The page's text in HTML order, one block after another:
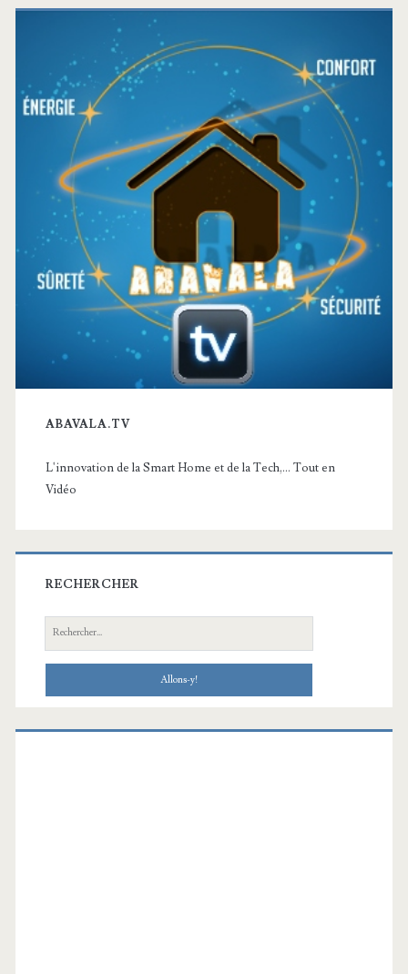
latérale
principale
ABAVALA.TV
L'innovation de la Smart Home et de la Tech,... Tout en
Vidéo
RECHERCHER
Recherche: